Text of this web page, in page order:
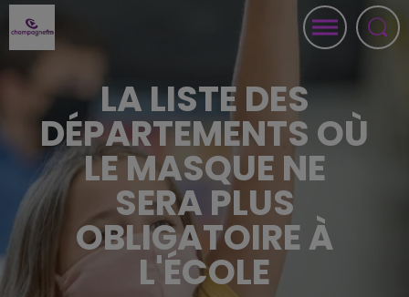
LA LISTE DES
DÉPARTEMENTS OÙ
LE MASQUE NE
SERA PLUS
OBLIGATOIRE À
L'ÉCOLE